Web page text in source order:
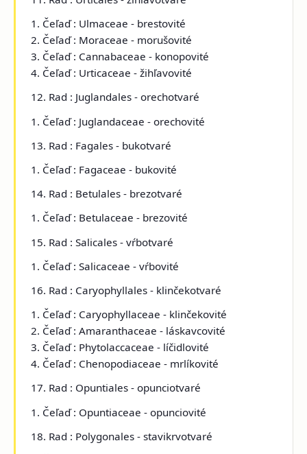
1. Čeľaď : Ulmaceae - brestovité
2. Čeľaď : Moraceae - morušovité
3. Čeľaď : Cannabaceae - konopovité
4. Čeľaď : Urticaceae - žihľavovité
12. Rad : Juglandales - orechotvaré
1. Čeľaď : Juglandaceae - orechovité
13. Rad : Fagales - bukotvaré
1. Čeľaď : Fagaceae - bukovité
14. Rad : Betulales - brezotvaré
1. Čeľaď : Betulaceae - brezovité
15. Rad : Salicales - vŕbotvaré
1. Čeľaď : Salicaceae - vŕbovité
16. Rad : Caryophyllales - klinčekotvaré
1. Čeľaď : Caryophyllaceae - klinčekovité
2. Čeľaď : Amaranthaceae - láskavcovité
3. Čeľaď : Phytolaccaceae - líčidlovité
4. Čeľaď : Chenopodiaceae - mrlíkovité
17. Rad : Opuntiales - opunciotvaré
1. Čeľaď : Opuntiaceae - opunciovité
18. Rad : Polygonales - stavikrvotvaré